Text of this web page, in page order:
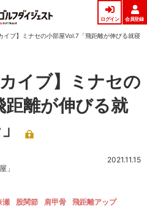
ログイン 会員登録
イブ】ミナセの小部屋Vol.7「飛距離が伸びる就寝
イブ】ミナセの
離が伸びる就
」
2021.11.15
瀬 股関節 肩甲骨 飛距離アップ